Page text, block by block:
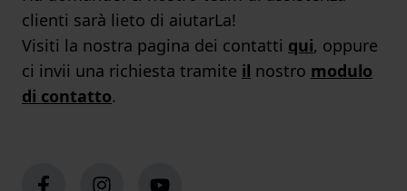
clienti sarà lieto di aiutarLa!
Visiti la nostra pagina dei contatti qui, oppure
ci invii una richiesta tramite il nostro modulo
di contatto.